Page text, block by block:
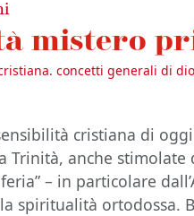
mistero
concetti generali di dio
cristiana di
Trinità, anche
– in particolare
spiritualità ortodossa.